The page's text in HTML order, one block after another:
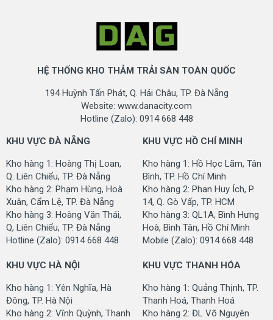
trơn rất đơn giản nên hầu như phù hợp với nhiều dạng
việc hay các công trình hội trường, sân khấu và khách
ỨNG DỤNG CỦA SẢN PHẨM
- Sử dụng lót sàn phòng ngủ trong khách sạn
- Sử dụng lót sàn hành lang khách sạn
- Sử dụng lót sàn nhà những công trình cao cấp như
biệt thự
- Sử dụng lót sàn cho các công trình cao cấp khác như
resort
Tên mã SP (Product code):
GOM-RAINBOWNPT
Mã dạng sản phẩm:
GOM170
HỆ THỐNG KHO THẢM TRẢI SÀN TOÀN QUỐC
194 Huỳnh Tấn Phát, Q. Hải Châu, TP. Đà Nẵng
Website: www.danacity.com
Hotline (Zalo): 0914 668 448
KHU VỰC ĐÀ NẴNG
Kho hàng 1: Hoàng Thị Loan,
Q. Liên Chiểu, TP. Đà Nẵng
Kho hàng 2: Phạm Hùng, Hoà
Xuân, Cẩm Lệ, TP. Đà Nẵng
Kho hàng 3: Hoàng Văn Thái,
Q, Liên Chiểu, TP. Đà Nẵng
Hotline (Zalo): 0914 668 448
KHU VỰC HỒ CHÍ MINH
Kho hàng 1: Hồ Học Lãm, Tân
Bình, TP. Hồ Chí Minh
Kho hàng 2: Phan Huy Ích, P.
14, Q. Gò Vấp, TP. HCM
Kho hàng 3: QL1A, Bình Hưng
Hoà, Bình Tân, Hồ Chí Minh
Mobile (Zalo): 0914 668 448
KHU VỰC HÀ NỘI
Kho hàng 1: Yên Nghĩa, Hà
Đông, TP. Hà Nội
Kho hàng 2: Vĩnh Quỳnh, Thanh
KHU VỰC THANH HÓA
Kho hàng 1: Quảng Thịnh, TP.
Thanh Hoá, Thanh Hoá
Kho hàng 2: ĐL Võ Nguyên